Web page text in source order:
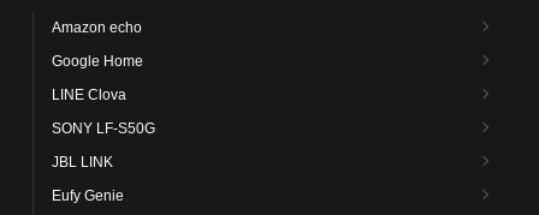
Amazon echo
Google Home
LINE Clova
SONY LF-S50G
JBL LINK
Eufy Genie